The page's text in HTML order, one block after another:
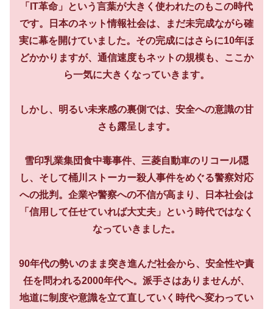
「IT革命」という言葉が大きく使われたのもこの時代
です。日本のネット情報社会は、まだ未完成ながら確
実に幕を開けていました。その完成にはさらに10年ほ
どかかりますが、通信速度もネットの規模も、ここか
ら一気に大きくなっていきます。
しかし、明るい未来感の裏側では、安全への意識の甘
さも露呈します。
雪印乳業集団食中毒事件、三菱自動車のリコール隠
し、そして桶川ストーカー殺人事件をめぐる警察対応
への批判。企業や警察への不信が高まり、日本社会は
「信用して任せていれば大丈夫」という時代ではなく
なっていきました。
90年代の勢いのまま突き進んだ社会から、安全性や責
任を問われる2000年代へ。派手さはありませんが、
地道に制度や意識を立て直していく時代へ変わってい